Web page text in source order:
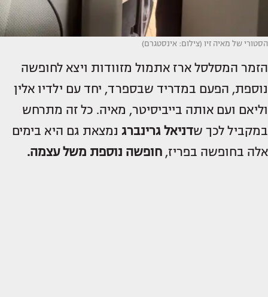
הסטורי של מאיה זיו (צילום: אינסטגרם)
הזמר המסלסל ארז אתמול מזוודות ויצא לחופשה
נוספת, הפעם במדריד שבספרד, יחד עם ילדיו אלין
וליאם ועם אותה בייביסיטר, מאיה. כל זה מתרחש
במקביל לכך שדניאל גרינברג נמצאת גם היא בימים
אלה בחופשה בפריז, חופשה נוספת משל עצמה.